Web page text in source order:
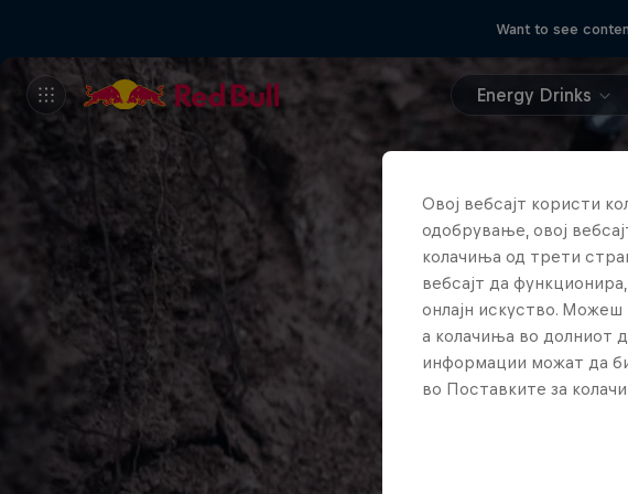
Want to see
Energy Drinks
Овој вебсајт користи
одобрување, овој
колачиња од трети
вебсајт да
онлајн искуство.
а колачиња во долниот
информации можат да
во Поставките за